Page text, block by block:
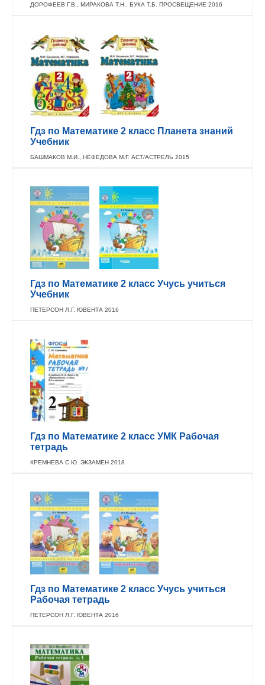
ДОРОФЕЕВ Г.В., МИРАКОВА Т.Н., БУКА Т.Б. ПРОСВЕЩЕНИЕ 2016
Гдз по Математике 2 класс Планета знаний
Учебник
БАШМАКОВ М.И., НЕФЕДОВА М.Г. АСТ/АСТРЕЛЬ 2015
Гдз по Математике 2 класс Учусь учиться
Учебник
ПЕТЕРСОН Л.Г. ЮВЕНТА 2016
Гдз по Математике 2 класс УМК Рабочая
тетрадь
КРЕМНЕВА С.Ю. ЭКЗАМЕН 2018
Гдз по Математике 2 класс Учусь учиться
Рабочая тетрадь
ПЕТЕРСОН Л.Г. ЮВЕНТА 2016